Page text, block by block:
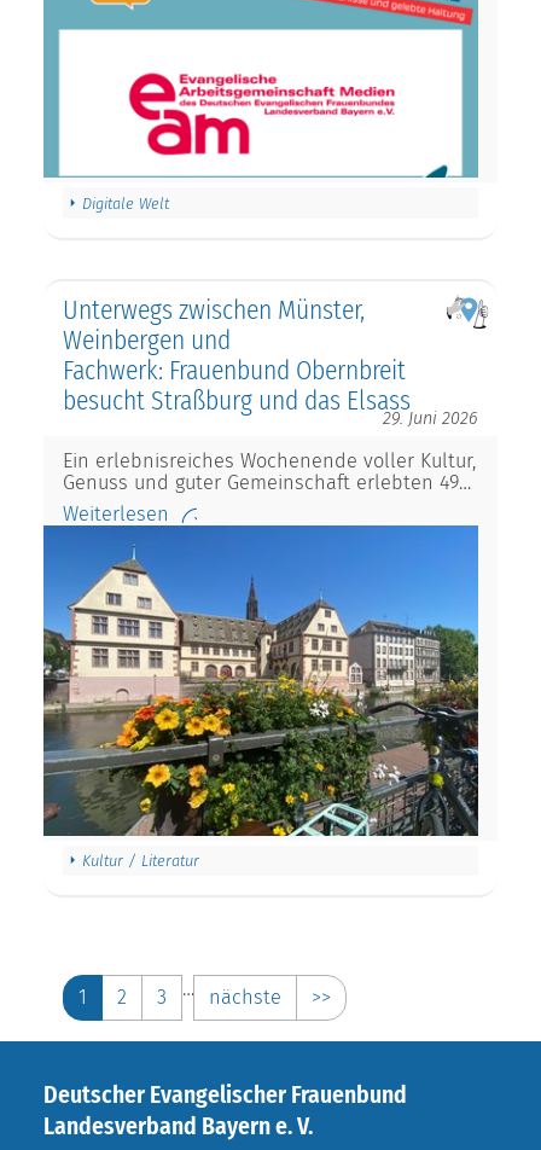
Digitale Welt
Unterwegs zwischen Münster,
Weinbergen und
Fachwerk: Frauenbund Obernbreit
besucht Straßburg und das Elsass
29. Juni 2026
Ein erlebnisreiches Wochenende voller Kultur,
Genuss und guter Gemeinschaft erlebten 49…
Weiterlesen
Kultur / Literatur
1 2 3 … nächste >>
Deutscher Evangelischer Frauenbund
Landesverband Bayern e. V.